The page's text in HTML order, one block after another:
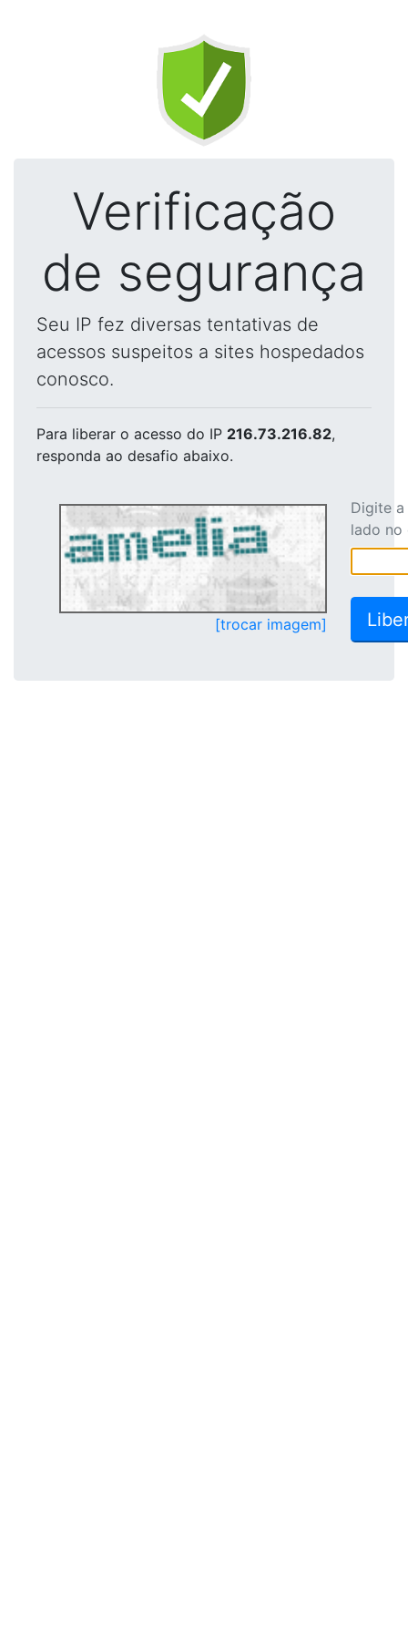
Verificação
de segurança
Seu IP fez diversas tentativas de
acessos suspeitos a sites hospedados
conosco.
Para liberar o acesso do IP 216.73.216.82,
responda ao desafio abaixo.
[trocar imagem]
Digite
lado no